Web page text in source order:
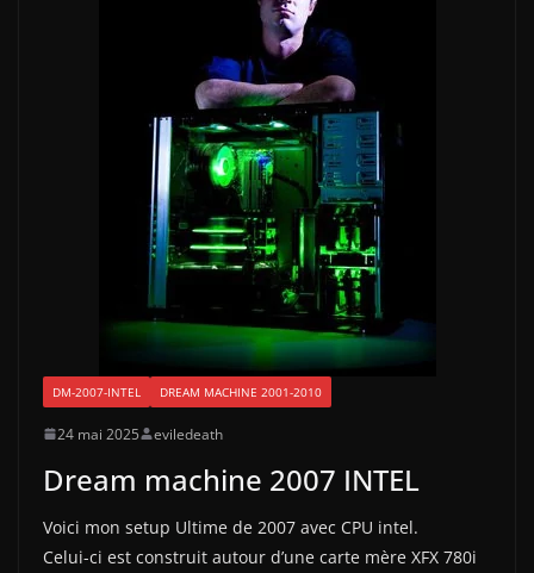
DM-2007-INTEL DREAM MACHINE 2001-2010
24 mai 2025 eviledeath
Dream machine 2007 INTEL
Voici mon setup Ultime de 2007 avec CPU intel.
Celui-ci est construit autour d’une carte mère XFX 780i